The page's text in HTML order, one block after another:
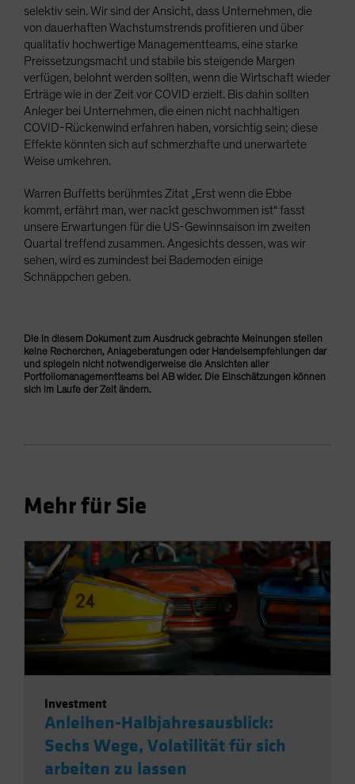
selektiv sein. Wir sind der Ansicht, dass Unternehmen, die
von dauerhaften Wachstumstrends profitieren und über
qualitativ hochwertige Managementteams, eine starke
Preissetzungsmacht und stabile bis steigende Margen
verfügen, belohnt werden sollten, wenn die Wirtschaft wieder
Erträge wie in der Zeit vor COVID erzielt. Bis dahin sollten
Anleger bei Unternehmen, die einen nicht nachhaltigen
COVID-Rückenwind erfahren haben, vorsichtig sein; diese
Effekte könnten sich auf schmerzhafte und unerwartete
Weise umkehren.
Warren Buffetts berühmtes Zitat „Erst wenn die Ebbe
kommt, erfährt man, wer nackt geschwommen ist“ fasst
unsere Erwartungen für die US-Gewinnsaison im zweiten
Quartal treffend zusammen. Angesichts dessen, was wir
sehen, wird es zumindest bei Bademoden einige
Schnäppchen geben.
Die in diesem Dokument zum Ausdruck gebrachte Meinungen stellen
keine Recherchen, Anlageberatungen oder Handelsempfehlungen dar
und spiegeln nicht notwendigerweise die Ansichten aller
Portfoliomanagementteams bei AB wider. Die Einschätzungen können
sich im Laufe der Zeit ändern.
Mehr für Sie
Investment
Anleihen-Halbjahresausblick:
Sechs Wege, Volatilität für sich
arbeiten zu lassen